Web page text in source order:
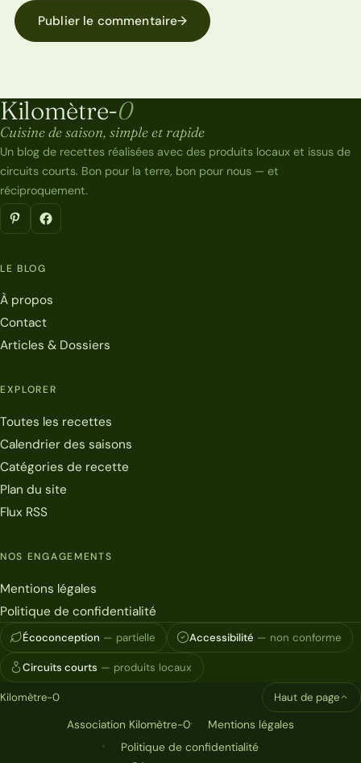
Publier le commentaire→
Kilomètre-0
Kilomètre-0
Cuisine de saison, simple et rapide
Un blog de recettes réalisées avec des produits locaux et issus de
circuits courts. Bon pour la terre, bon pour nous — et
réciproquement.
LE BLOG
À propos
Contact
Articles & Dossiers
EXPLORER
Toutes les recettes
Calendrier des saisons
Catégories de recette
Plan du site
Flux RSS
NOS ENGAGEMENTS
Mentions légales
Politique de confidentialité
Écoconception — partielle Accessibilité — non conforme
Circuits courts — produits locaux
Kilomètre-0
Association Kilomètre-0
Mentions légales
Politique de confidentialité
Haut de page